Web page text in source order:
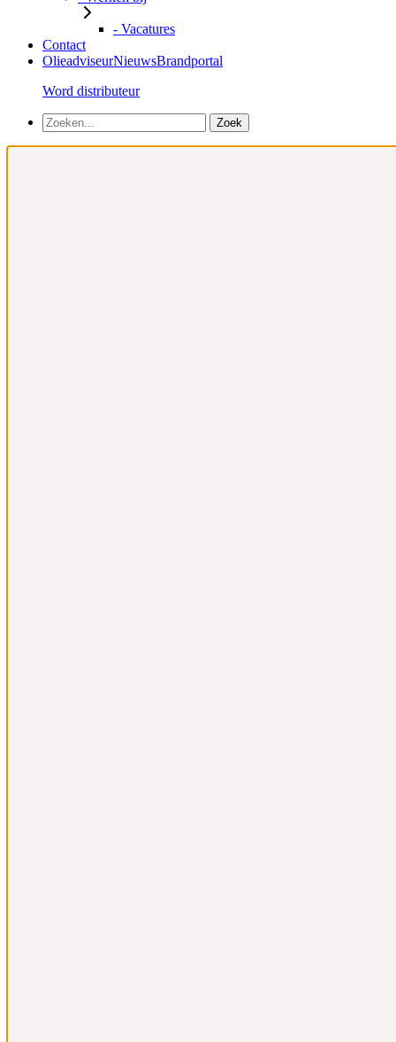
- Vacatures
Contact
OlieadviseurNieuwsBrandportal
Word distributeur